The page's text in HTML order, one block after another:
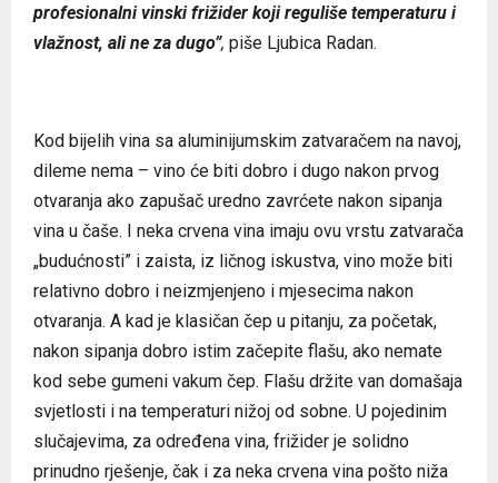
profesionalni vinski frižider koji reguliše temperaturu i
vlažnost, ali ne za dugo”, piše Ljubica Radan.
Kod bijelih vina sa aluminijumskim zatvaračem na navoj,
dileme nema – vino će biti dobro i dugo nakon prvog
otvaranja ako zapušač uredno zavrćete nakon sipanja
vina u čaše. I neka crvena vina imaju ovu vrstu zatvarača
„budućnosti” i zaista, iz ličnog iskustva, vino može biti
relativno dobro i neizmjenjeno i mjesecima nakon
otvaranja. A kad je klasičan čep u pitanju, za početak,
nakon sipanja dobro istim začepite flašu, ako nemate
kod sebe gumeni vakum čep. Flašu držite van domašaja
svjetlosti i na temperaturi nižoj od sobne. U pojedinim
slučajevima, za određena vina, frižider je solidno
prinudno rješenje, čak i za neka crvena vina pošto niža